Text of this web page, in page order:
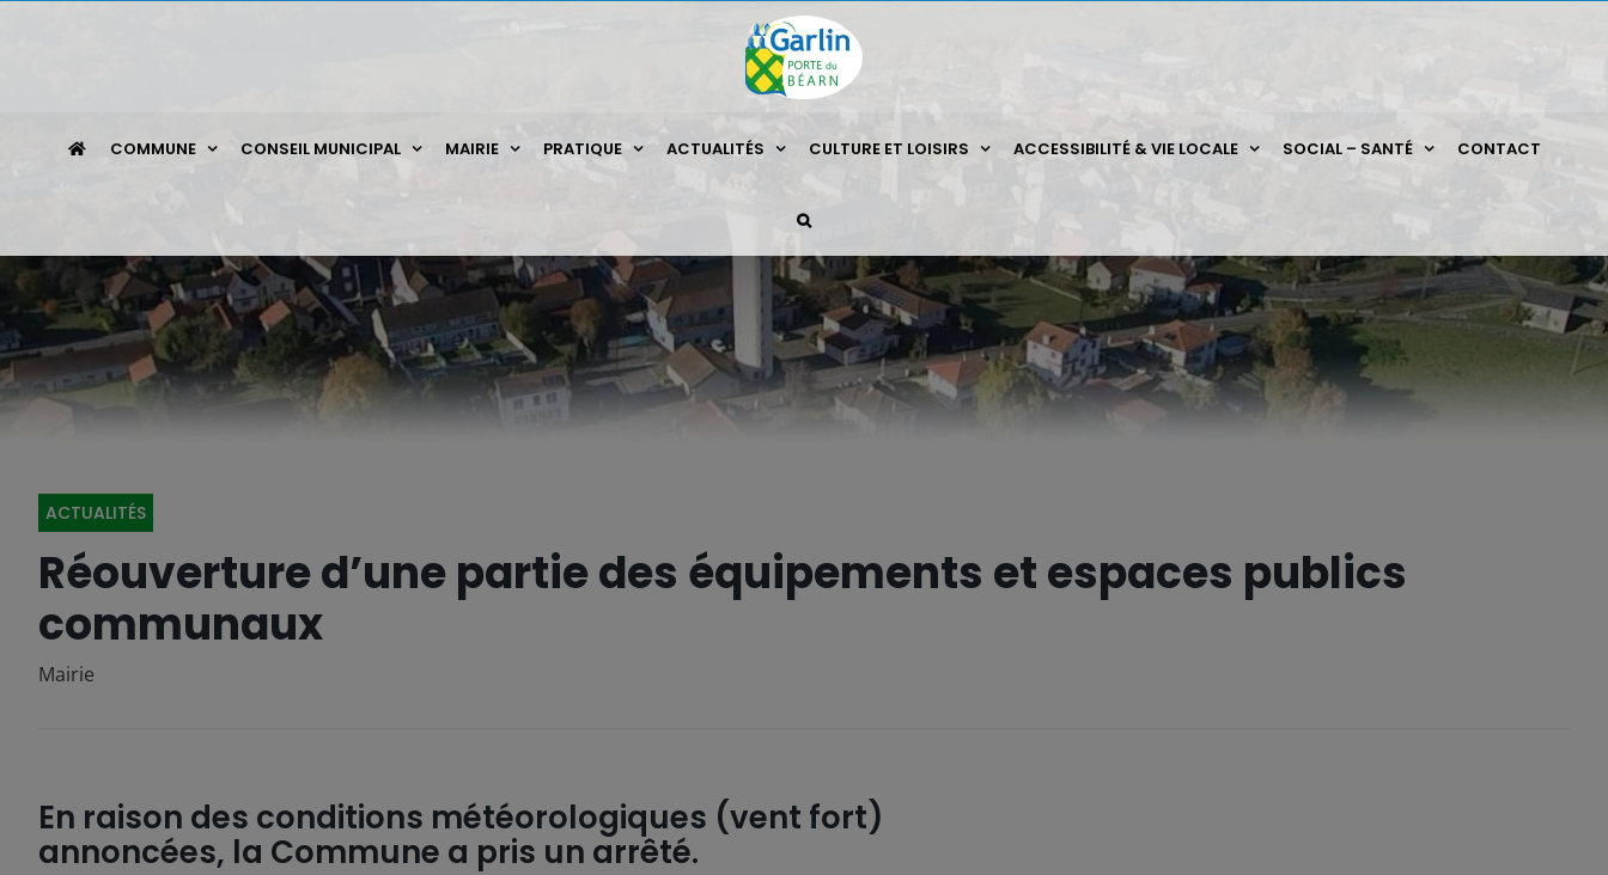
COMMUNE CONSEIL MUNICIPAL MAIRIE PRATIQUE ACTUALITÉS CULTURE ET LOISIRS ACCESSIBILITÉ & VIE LOCALE SOCIAL – SANTÉ CONTACT
ACTUALITÉS
Réouverture d’une partie des équipements et espaces publics
communaux
Mairie
En raison des conditions météorologiques (vent fort)
annoncées, la Commune a pris un arrêté.